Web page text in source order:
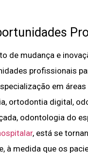
de mudança e
profissionais
em
ortodontia digital,
odontologia do
, está se
à medida que os